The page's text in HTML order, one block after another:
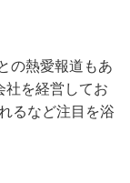
の熱愛報道もあ
社を経営してお
るなど注目を浴